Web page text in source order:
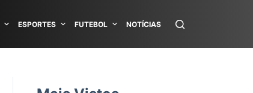
ESPORTES FUTEBOL NOTÍCIAS